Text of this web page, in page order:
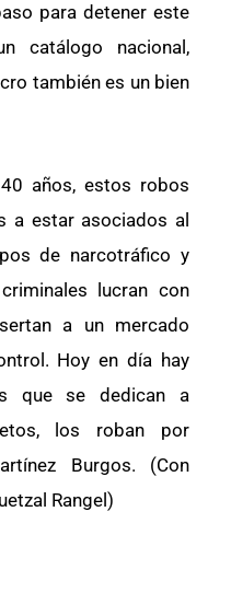
para detener este
catálogo nacional,
también es un bien
años, estos robos
a estar asociados al
de narcotráfico y
lucran con
a un mercado
Hoy en día hay
que se dedican a
los roban por
Burgos. (Con
Rangel)